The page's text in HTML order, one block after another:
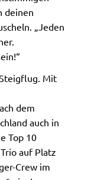
deinen
„Jeden
Mit
dem
auch in
Top 10
auf Platz
Crew im